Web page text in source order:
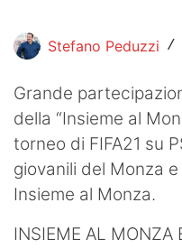
Motori
Volley
Hockey
Altri sport
Hockey
Pallanuoto
Stefano Peduzzi /
Grande
della “Insieme al
torneo di FIFA21 su
giovanili del Monza
Insieme al Monza.
INSIEME AL MONZA